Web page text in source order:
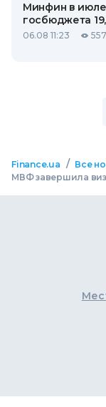
Минфин в
госбюджета
06.08 11:23 557
Finance.ua / Все
МВФ завершила